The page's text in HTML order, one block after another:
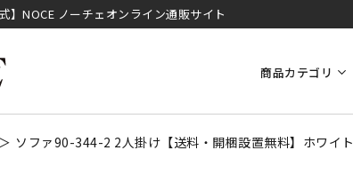
】NOCE ノーチェオンライン通販サイト
商品カテゴリ
ソファ90-344-2 2人掛け【送料・開梱設置無料】ホワイト